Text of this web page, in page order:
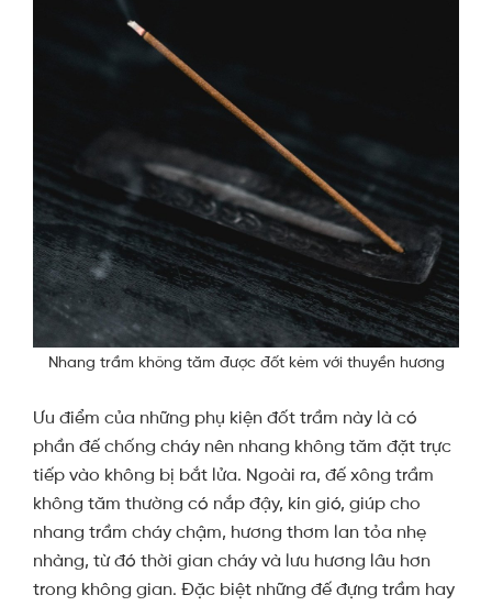
Nhang trầm không tăm được đốt kèm với thuyền hương
Ưu điểm của những phụ kiện đốt trầm này là có
phần đế chống cháy nên nhang không tăm đặt trực
tiếp vào không bị bắt lửa. Ngoài ra, đế xông trầm
không tăm thường có nắp đậy, kín gió, giúp cho
nhang trầm cháy chậm, hương thơm lan tỏa nhẹ
nhàng, từ đó thời gian cháy và lưu hương lâu hơn
trong không gian. Đặc biệt những đế đựng trầm hay